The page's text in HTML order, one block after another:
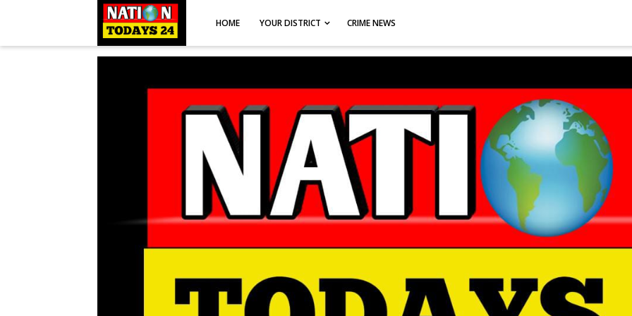
HOME YOUR DISTRICT CRIME NEWS